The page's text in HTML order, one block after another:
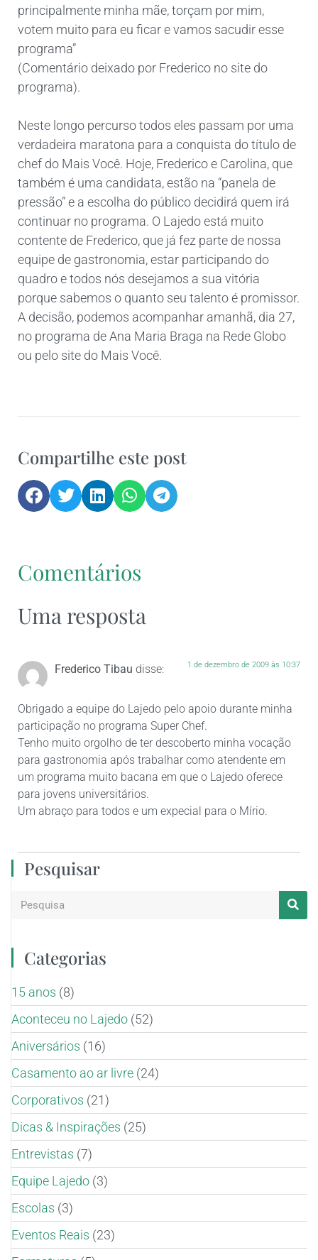
principalmente minha mãe, torçam por mim,
votem muito para eu ficar e vamos sacudir esse
programa”
(Comentário deixado por Frederico no site do
programa).
Neste longo percurso todos eles passam por uma
verdadeira maratona para a conquista do título de
chef do Mais Você. Hoje, Frederico e Carolina, que
também é uma candidata, estão na “panela de
pressão” e a escolha do público decidirá quem irá
continuar no programa. O Lajedo está muito
contente de Frederico, que já fez parte de nossa
equipe de gastronomia, estar participando do
quadro e todos nós desejamos a sua vitória
porque sabemos o quanto seu talento é promissor.
A decisão, podemos acompanhar amanhã, dia 27,
no programa de Ana Maria Braga na Rede Globo
ou pelo site do Mais Você.
Compartilhe este post
Comentários
Uma resposta
Frederico Tibau disse: 1 de dezembro de 2009 às 10:37
Obrigado a equipe do Lajedo pelo apoio durante minha
participação no programa Super Chef.
Tenho muito orgolho de ter descoberto minha vocação
para gastronomia após trabalhar como atendente em
um programa muito bacana em que o Lajedo oferece
para jovens universitários.
Um abraço para todos e um expecial para o Mírio.
Pesquisar
Categorias
15 anos (8)
Aconteceu no Lajedo (52)
Aniversários (16)
Casamento ao ar livre (24)
Corporativos (21)
Dicas & Inspirações (25)
Entrevistas (7)
Equipe Lajedo (3)
Escolas (3)
Eventos Reais (23)